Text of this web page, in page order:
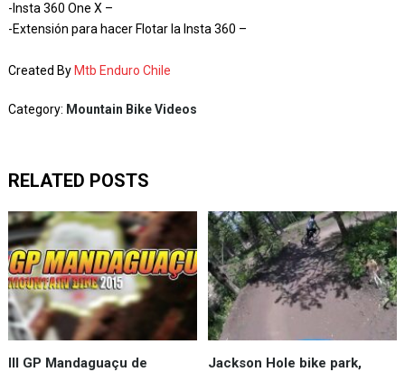
-Insta 360 One X –
-Extensión para hacer Flotar la Insta 360 –
Created By Mtb Enduro Chile
Category: Mountain Bike Videos
RELATED POSTS
III GP Mandaguaçu de
Jackson Hole bike park,